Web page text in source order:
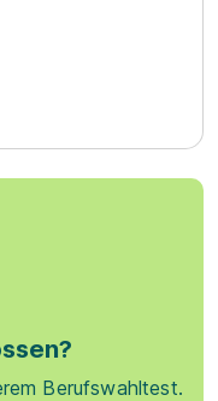
Berufswahltest.